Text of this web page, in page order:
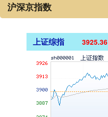
沪深京指数
上证综指 3925.35